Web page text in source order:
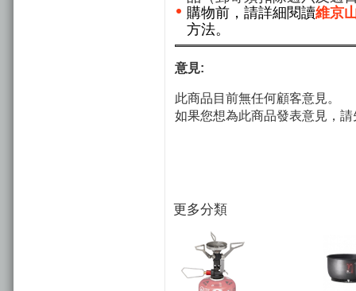
購物前，請詳細閱讀維京
方法。
意見:
此商品目前無任何顧客意見。
如果您想為此商品發表意見，
更多分類